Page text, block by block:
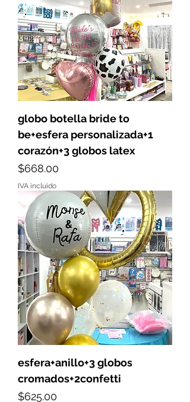
globo botella bride to
be+esfera personalizada+1
corazón+3 globos latex
Precio
$668.00
IVA incluido
esfera+anillo+3 globos
cromados+2confetti
Precio
$625.00